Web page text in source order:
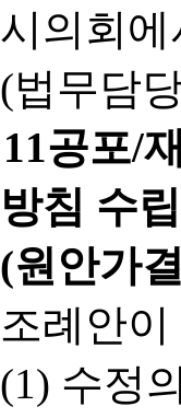
시의회
(법무담
11공포/
방침 수립
(원안가
조례안
(1) 수정